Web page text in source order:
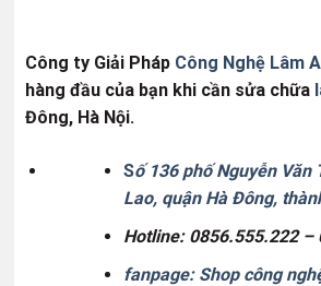
Công ty Giải Pháp Công Nghệ Lâm
hàng đầu của bạn khi cần sửa chữa
Đông, Hà Nội.
Số 136 phố Nguyễn Văn
Lao, quận Hà Đông,
Hotline: 0856.555.222 –
fanpage: Shop công